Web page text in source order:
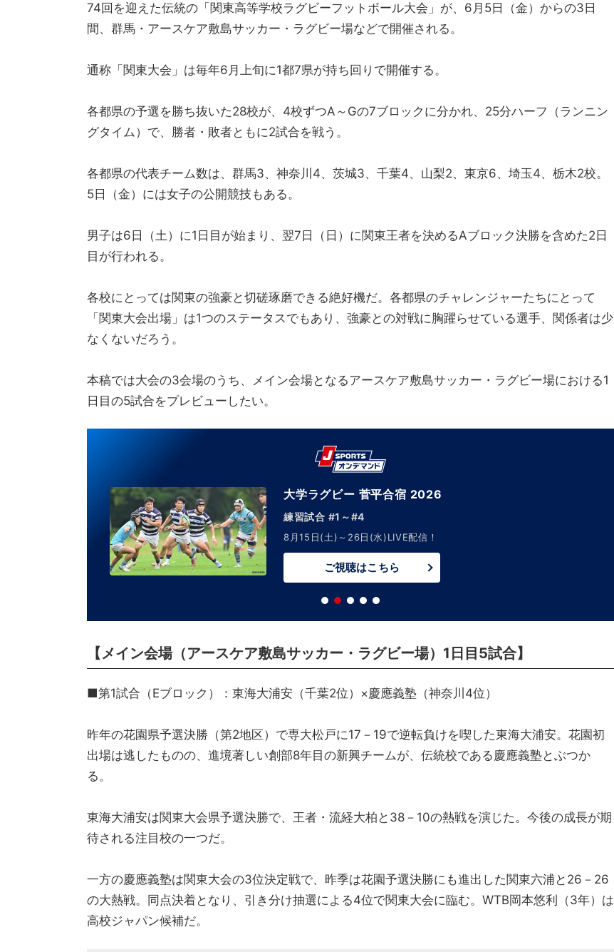
74回を迎えた伝統の「関東高等学校ラグビーフットボール大会」が、6月5日（金）からの3日
間、群馬・アースケア敷島サッカー・ラグビー場などで開催される。
通称「関東大会」は毎年6月上旬に1都7県が持ち回りで開催する。
各都県の予選を勝ち抜いた28校が、4校ずつA～Gの7ブロックに分かれ、25分ハーフ（ランニン
グタイム）で、勝者・敗者ともに2試合を戦う。
各都県の代表チーム数は、群馬3、神奈川4、茨城3、千葉4、山梨2、東京6、埼玉4、栃木2校。
5日（金）には女子の公開競技もある。
男子は6日（土）に1日目が始まり、翌7日（日）に関東王者を決めるAブロック決勝を含めた2日
目が行われる。
各校にとっては関東の強豪と切磋琢磨できる絶好機だ。各都県のチャレンジャーたちにとって
「関東大会出場」は1つのステータスでもあり、強豪との対戦に胸躍らせている選手、関係者は少
なくないだろう。
本稿では大会の3会場のうち、メイン会場となるアースケア敷島サッカー・ラグビー場における1
日目の5試合をプレビューしたい。
大学ラグビー 菅平合宿 2026
練習試合 #1～#4
8月15日(土)～26日(水)LIVE配信！
ご視聴はこちら
【メイン会場（アースケア敷島サッカー・ラグビー場）1日目5試合】
■第1試合（Eブロック）：東海大浦安（千葉2位）×慶應義塾（神奈川4位）
昨年の花園県予選決勝（第2地区）で専大松戸に17－19で逆転負けを喫した東海大浦安。花園初
出場は逃したものの、進境著しい創部8年目の新興チームが、伝統校である慶應義塾とぶつか
る。
東海大浦安は関東大会県予選決勝で、王者・流経大柏と38－10の熱戦を演じた。今後の成長が期
待される注目校の一つだ。
一方の慶應義塾は関東大会の3位決定戦で、昨季は花園予選決勝にも進出した関東六浦と26－26
の大熱戦。同点決着となり、引き分け抽選による4位で関東大会に臨む。WTB岡本悠利（3年）は
高校ジャパン候補だ。